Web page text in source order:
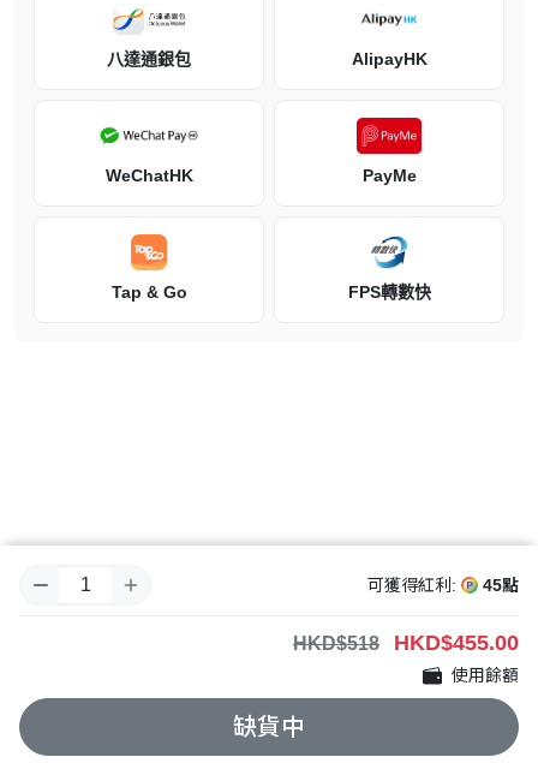
孿生火龍的誕生，命運於此刻交織。
掘出來的蛋中孵化出來。
雖然這看起來像是一絲希望，但是火龍的誕生很快就讓人們從希望陷
八達通銀包 AlipayHK
WeChatHK PayMe
Tap & Go FPS轉數快
可獲得紅利: 45點
HKD$518 HKD$455.00
使用餘額
缺貨中